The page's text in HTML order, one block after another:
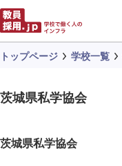
トップページ 学校一覧
茨城県私学協会
茨城県私学協会